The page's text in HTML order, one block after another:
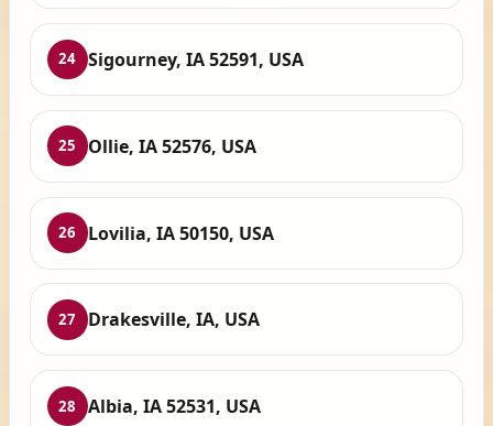
24 Sigourney, IA 52591, USA
25 Ollie, IA 52576, USA
26 Lovilia, IA 50150, USA
27 Drakesville, IA, USA
28 Albia, IA 52531, USA